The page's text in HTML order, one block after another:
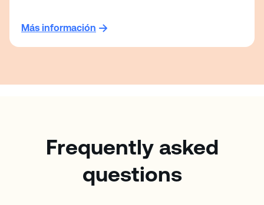
Más información
Frequently asked
questions